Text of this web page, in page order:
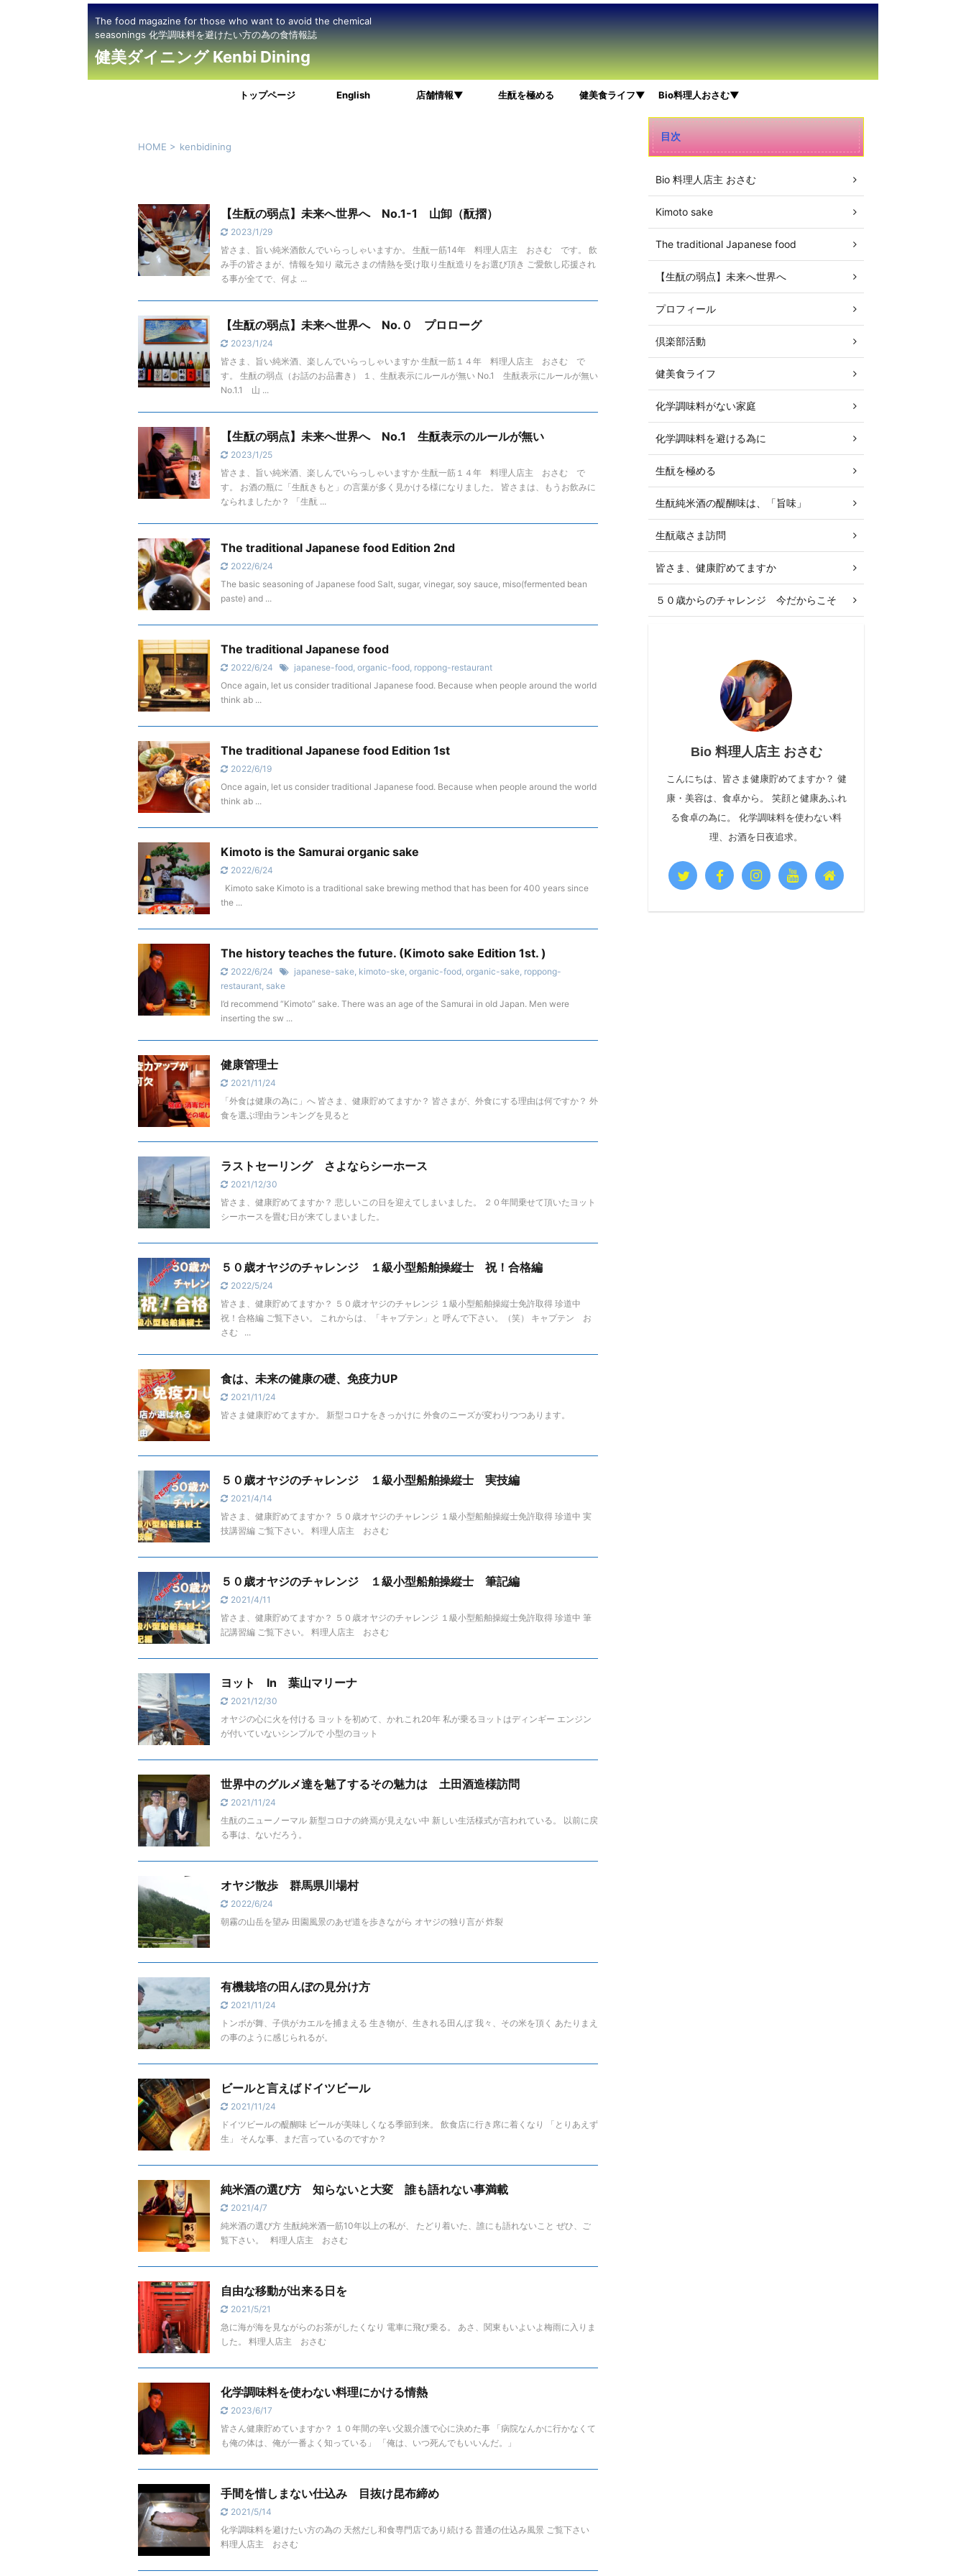
The food magazine for those who want to avoid the chemical
seasonings 化学調味料を避けたい方の為の食情報誌
健美ダイニング Kenbi Dining
トップページ English 店舗情報▼ 生酛を極める 健美食ライフ▼ Bio料理人おさむ▼
HOME > kenbidining
【生酛の弱点】未来へ世界へ No.1-1 山卸（酛摺）
2023/1/29
皆さま、旨い純米酒飲んでいらっしゃいますか。 生酛一筋14年 料理人店主 おさむ です。 飲
み手の皆さまが、情報を知り 蔵元さまの情熱を受け取り生酛造りをお選び頂き ご愛飲し応援され
る事が全てで、何よ ...
【生酛の弱点】未来へ世界へ No.０ プロローグ
2023/1/24
皆さま、旨い純米酒、楽しんでいらっしゃいますか 生酛一筋１４年 料理人店主 おさむ で
す。 生酛の弱点（お話のお品書き） １、生酛表示にルールが無い No.1 生酛表示にルールが無い
No.1.1 山 ...
【生酛の弱点】未来へ世界へ No.1 生酛表示のルールが無い
2023/1/25
皆さま、旨い純米酒、楽しんでいらっしゃいますか 生酛一筋１４年 料理人店主 おさむ で
す。 お酒の瓶に「生酛きもと」の言葉が多く見かける様になりました。 皆さまは、もうお飲みに
なられましたか？ 「生酛 ...
The traditional Japanese food Edition 2nd
2022/6/24
The basic seasoning of Japanese food Salt, sugar, vinegar, soy sauce, miso(fermented bean
paste) and ...
The traditional Japanese food
2022/6/24 japanese-food, organic-food, roppong-restaurant
Once again, let us consider traditional Japanese food. Because when people around the world
think ab ...
The traditional Japanese food Edition 1st
2022/6/19
Once again, let us consider traditional Japanese food. Because when people around the world
think ab ...
Kimoto is the Samurai organic sake
2022/6/24
Kimoto sake Kimoto is a traditional sake brewing method that has been for 400 years since
the ...
The history teaches the future. (Kimoto sake Edition 1st. )
2022/6/24 japanese-sake, kimoto-ske, organic-food, organic-sake, roppong-
restaurant, sake
I’d recommend “Kimoto” sake. There was an age of the Samurai in old Japan. Men were
inserting the sw ...
健康管理士
2021/11/24
「外食は健康の為に」へ 皆さま、健康貯めてますか？ 皆さまが、外食にする理由は何ですか？ 外
食を選ぶ理由ランキングを見ると
ラストセーリング さよならシーホース
2021/12/30
皆さま、健康貯めてますか？ 悲しいこの日を迎えてしまいました。 ２０年間乗せて頂いたヨット
シーホースを畳む日が来てしまいました。
５０歳オヤジのチャレンジ １級小型船舶操縦士 祝！合格編
2022/5/24
皆さま、健康貯めてますか？ ５０歳オヤジのチャレンジ １級小型船舶操縦士免許取得 珍道中
祝！合格編 ご覧下さい。 これからは、「キャプテン」と 呼んで下さい。（笑） キャプテン お
さむ ...
食は、未来の健康の礎、免疫力UP
2021/11/24
皆さま健康貯めてますか。 新型コロナをきっかけに 外食のニーズが変わりつつあります。
５０歳オヤジのチャレンジ １級小型船舶操縦士 実技編
2021/4/14
皆さま、健康貯めてますか？ ５０歳オヤジのチャレンジ １級小型船舶操縦士免許取得 珍道中 実
技講習編 ご覧下さい。 料理人店主 おさむ
５０歳オヤジのチャレンジ １級小型船舶操縦士 筆記編
2021/4/11
皆さま、健康貯めてますか？ ５０歳オヤジのチャレンジ １級小型船舶操縦士免許取得 珍道中 筆
記講習編 ご覧下さい。 料理人店主 おさむ
ヨット In 葉山マリーナ
2021/12/30
オヤジの心に火を付ける ヨットを初めて、かれこれ20年 私が乗るヨットはディンギー エンジン
が付いていないシンプルで 小型のヨット
世界中のグルメ達を魅了するその魅力は 土田酒造様訪問
2021/11/24
生酛のニューノーマル 新型コロナの終焉が見えない中 新しい生活様式が言われている。 以前に戻
る事は、ないだろう。
オヤジ散歩 群馬県川場村
2022/6/24
朝霧の山岳を望み 田園風景のあぜ道を歩きながら オヤジの独り言が 炸裂
有機栽培の田んぼの見分け方
2021/11/24
トンボが舞、子供がカエルを捕まえる 生き物が、生きれる田んぼ 我々、その米を頂く あたりまえ
の事のように感じられるが。
ビールと言えばドイツビール
2021/11/24
ドイツビールの醍醐味 ビールが美味しくなる季節到来。 飲食店に行き席に着くなり 「とりあえず
生」 そんな事、まだ言っているのですか？
純米酒の選び方 知らないと大変 誰も語れない事満載
2021/4/7
純米酒の選び方 生酛純米酒一筋10年以上の私が、 たどり着いた、誰にも語れないこと ぜひ、ご
覧下さい。 料理人店主 おさむ
自由な移動が出来る日を
2021/5/21
急に海が海を見ながらのお茶がしたくなり 電車に飛び乗る。 あさ、関東もいよいよ梅雨に入りま
した。 料理人店主 おさむ
化学調味料を使わない料理にかける情熱
2023/6/17
皆さん健康貯めていますか？ １０年間の辛い父親介護で心に決めた事 「病院なんかに行かなくて
も俺の体は、俺が一番よく知っている」 「俺は、いつ死んでもいいんだ。」
手間を惜しまない仕込み 目抜け昆布締め
2021/5/14
化学調味料を避けたい方の為の 天然だし和食専門店であり続ける 普通の仕込み風景 ご覧下さい
料理人店主 おさむ
目次
Bio 料理人店主 おさむ
Kimoto sake
The traditional Japanese food
【生酛の弱点】未来へ世界へ
プロフィール
倶楽部活動
健美食ライフ
化学調味料がない家庭
化学調味料を避ける為に
生酛を極める
生酛純米酒の醍醐味は、「旨味」
生酛蔵さま訪問
皆さま、健康貯めてますか
５０歳からのチャレンジ 今だからこそ
Bio 料理人店主 おさむ
こんにちは、皆さま健康貯めてますか？ 健
康・美容は、食卓から。 笑顔と健康あふれ
る食卓の為に。 化学調味料を使わない料
理、お酒を日夜追求。